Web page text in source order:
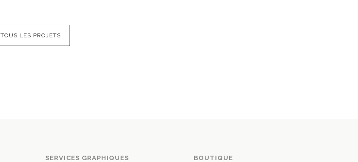
TOUS LES PROJETS
SERVICES GRAPHIQUES BOUTIQUE